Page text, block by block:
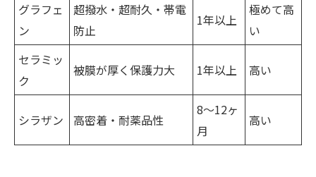
グラフェ
ン
超撥水・超耐久・帯電
防止
1年以上
極めて高
い
セラミッ
ク
被膜が厚く保護力大 1年以上 高い
シラザン 高密着・耐薬品性
8〜12ヶ
月
高い